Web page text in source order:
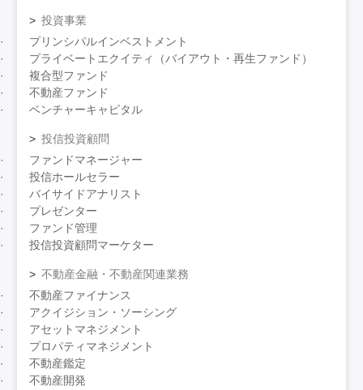
投資事業
プリンシパルインベストメント
プライベートエクイティ（バイアウト・再生ファンド）
複合型ファンド
不動産ファンド
ベンチャーキャピタル
投信投資顧問
ファンドマネージャー
投信ホールセラー
バイサイドアナリスト
プレゼンター
ファンド管理
投信投資顧問マーケター
不動産金融・不動産関連業務
不動産ファイナンス
アクイジション・ソーシング
アセットマネジメント
プロパティマネジメント
不動産鑑定
不動産開発